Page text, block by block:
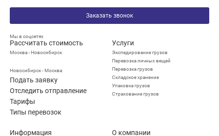
Заказать звонок
Мы в соцсетях
Рассчитать стоимость
Москва - Новосибирск
Новосибирск - Москва
Подать заявку
Отследить отправление
Тарифы
Типы перевозок
Услуги
Экспедирование грузов
Перевозка личных вещей
Перевозка грузов
Складское хранение
Упаковка грузов
Страхование грузов
Информация О компании